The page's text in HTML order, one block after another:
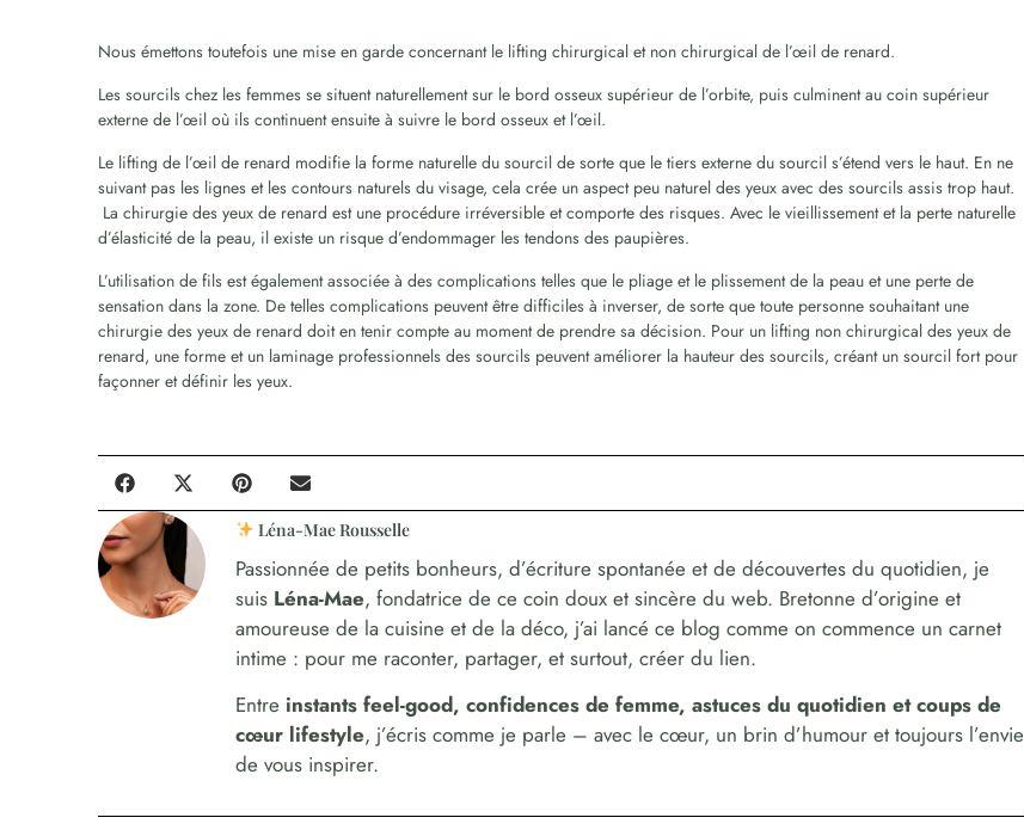
Nous émettons toutefois une mise en garde concernant le lifting chirurgical et non chirurgical de l’œil de renard.
Les sourcils chez les femmes se situent naturellement sur le bord osseux supérieur de l’orbite, puis culminent au coin supérieur
externe de l’œil où ils continuent ensuite à suivre le bord osseux et l’œil.
Le lifting de l’œil de renard modifie la forme naturelle du sourcil de sorte que le tiers externe du sourcil s’étend vers le haut. En ne
suivant pas les lignes et les contours naturels du visage, cela crée un aspect peu naturel des yeux avec des sourcils assis trop haut.
La chirurgie des yeux de renard est une procédure irréversible et comporte des risques. Avec le vieillissement et la perte naturelle
d’élasticité de la peau, il existe un risque d’endommager les tendons des paupières.
L’utilisation de fils est également associée à des complications telles que le pliage et le plissement de la peau et une perte de
sensation dans la zone. De telles complications peuvent être difficiles à inverser, de sorte que toute personne souhaitant une
chirurgie des yeux de renard doit en tenir compte au moment de prendre sa décision. Pour un lifting non chirurgical des yeux de
renard, une forme et un laminage professionnels des sourcils peuvent améliorer la hauteur des sourcils, créant un sourcil fort pour
façonner et définir les yeux.
Léna-Mae Rousselle
Passionnée de petits bonheurs, d’écriture spontanée et de découvertes du quotidien, je
suis Léna-Mae, fondatrice de ce coin doux et sincère du web. Bretonne d’origine et
amoureuse de la cuisine et de la déco, j’ai lancé ce blog comme on commence un carnet
intime : pour me raconter, partager, et surtout, créer du lien.
Entre instants feel-good, confidences de femme, astuces du quotidien et coups de
cœur lifestyle, j’écris comme je parle – avec le cœur, un brin d’humour et toujours l’envie
de vous inspirer.